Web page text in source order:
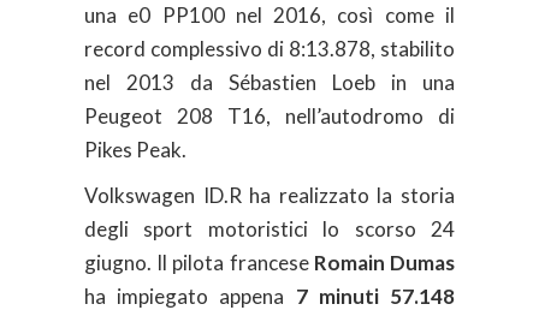
una e0 PP100 nel 2016, così come il
record complessivo di 8:13.878, stabilito
nel 2013 da Sébastien Loeb in una
Peugeot 208 T16, nell’autodromo di
Pikes Peak.
Volkswagen ID.R ha realizzato la storia
degli sport motoristici lo scorso 24
giugno. Il pilota francese Romain Dumas
ha impiegato appena 7 minuti 57.148